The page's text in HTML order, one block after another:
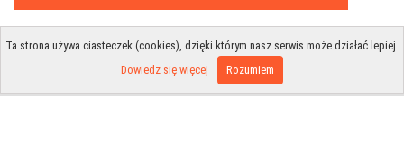
Ta strona używa ciasteczek (cookies), dzięki którym nasz serwis może działać lepiej.
Dowiedz się więcej
Rozumiem